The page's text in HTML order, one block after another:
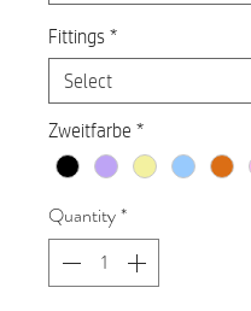
Fittings *
Zweitfarbe *
Quantity*